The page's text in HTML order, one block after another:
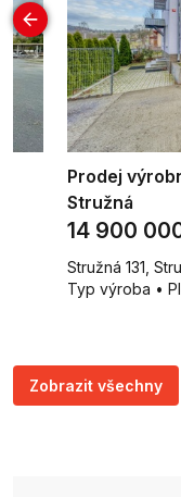
Prodej
Stružná
14 900
Stružná 131,
Typ výroba •
Zobrazit všechny